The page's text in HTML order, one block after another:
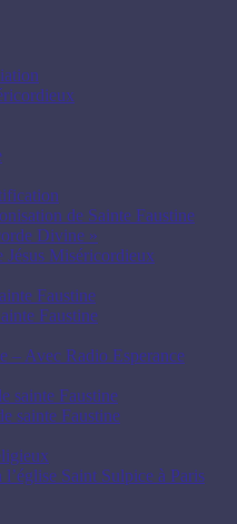
de Sainte Faustine
Divine »
Jésus Miséricordieux
Faustine
Faustine
– Avec Radio Esperance
sainte Faustine
sainte Faustine
Saint Sulpice à Paris